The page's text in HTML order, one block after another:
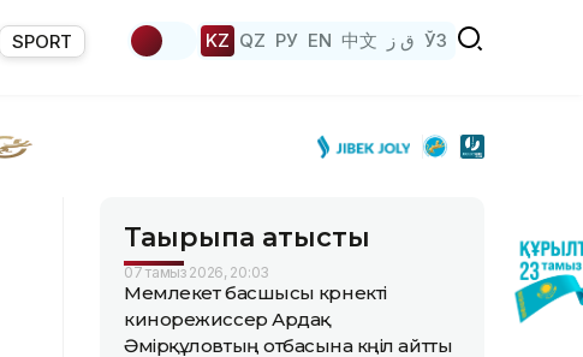
SPORT KZ QZ РУ EN 中文 ق ز ЎЗ
Тақырыпқа қатысты
07 тамыз 2026, 20:03
Мемлекет басшысы көрнекті
кинорежиссер Ардақ
Әмірқұловтың отбасына көңіл айтты